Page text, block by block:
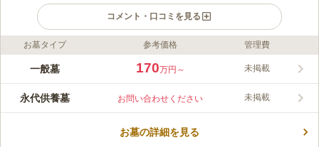
コメント・口コミを見る
ライフドット編集部のコメント
「白山駅」から徒歩1分の好立地。駐車場もあり、お墓参りにお
家と同じ葵の紋を寺紋としてまいりました。由来は江戸時代にま
でさかのぼり、将軍が妙清寺をお休み処としてご利用され、妙清
が由来となっています。
お墓タイプ 参考価格 管理費
一般墓 170万円～ 未掲載
永代供養墓 お問い合わせください 未掲載
お墓の詳細を見る